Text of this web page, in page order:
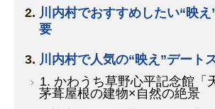
川内村でおすすめしたい“映
要
川内村で人気の“映え”デート
1. かわうち草野心平記念館「
茅葺屋根の建物×自然の絶景